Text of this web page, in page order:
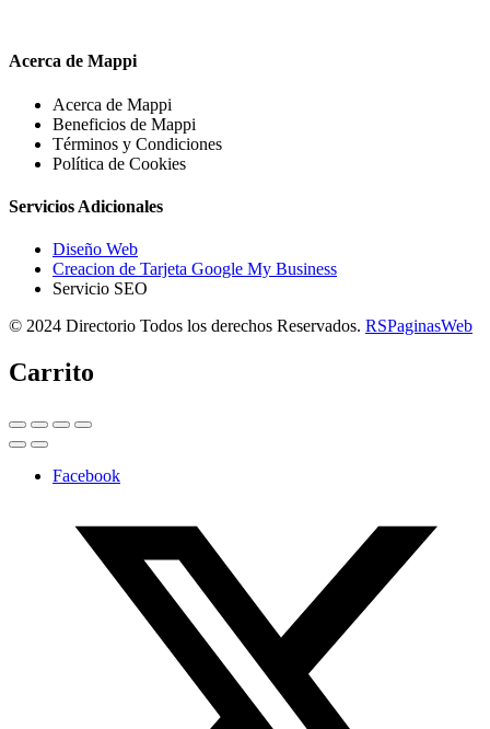
Acerca de Mappi
Acerca de Mappi
Beneficios de Mappi
Términos y Condiciones
Política de Cookies
Servicios Adicionales
Diseño Web
Creacion de Tarjeta Google My Business
Servicio SEO
© 2024 Directorio Todos los derechos Reservados. RSPaginasWeb
Carrito
Facebook